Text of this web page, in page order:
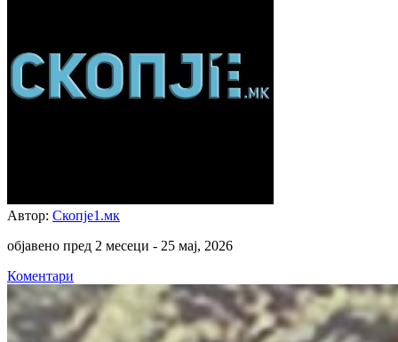
Автор: Скопје1.мк
објавено пред 2 месеци - 25 мај, 2026
Коментари